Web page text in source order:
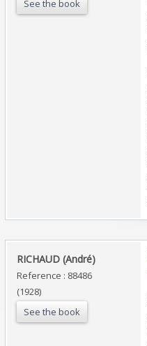
See the book
‎RICHAUD (André)‎
Reference : 88486
(1928)
See the book